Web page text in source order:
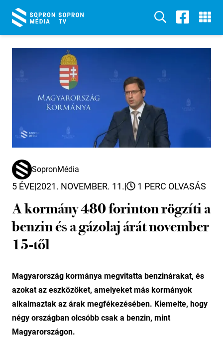
SopronMédia
5 ÉVE|2021. NOVEMBER. 11.| 1 PERC OLVASÁS
A kormány 480 forinton rögzíti a
benzin és a gázolaj árát november
15-től
Magyarország kormánya megvitatta benzinárakat, és
azokat az eszközöket, amelyeket más kormányok
alkalmaztak az árak megfékezésében. Kiemelte, hogy
négy országban olcsóbb csak a benzin, mint
Magyarországon.